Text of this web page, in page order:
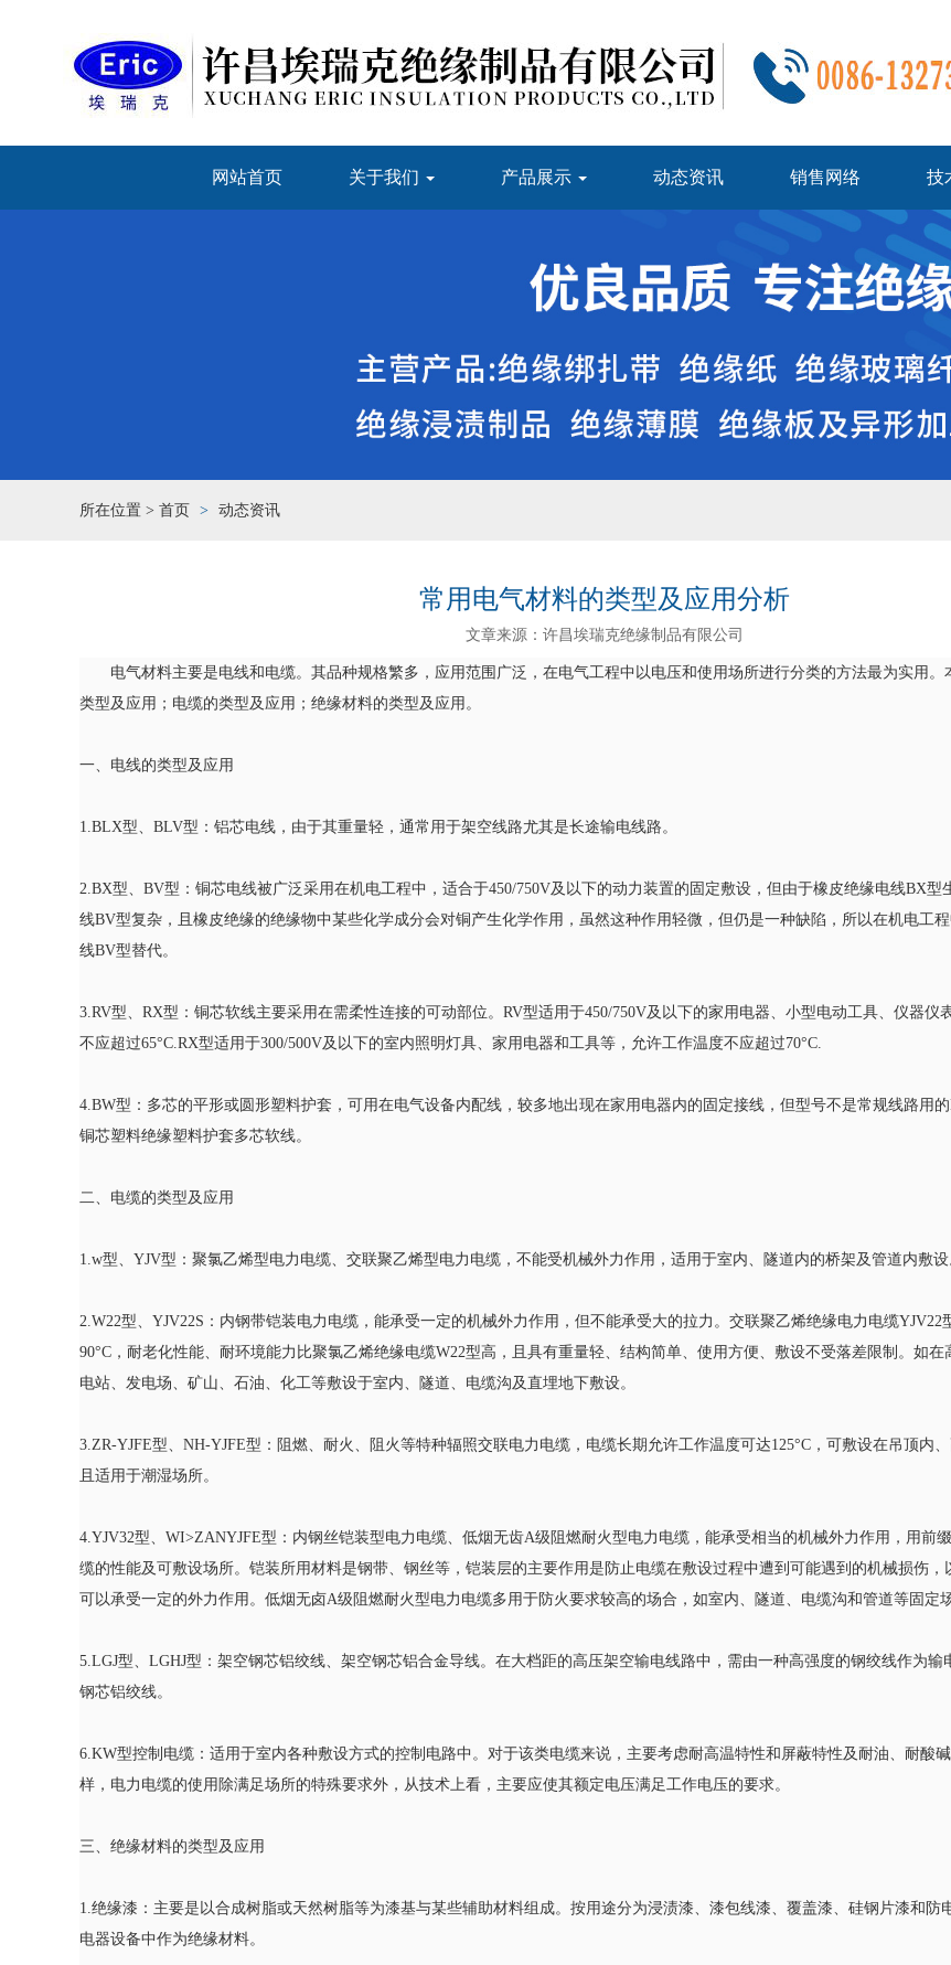
网站首页 关于我们 产品展示 动态资讯 销售网络 技
所在位置 > 首页 动态资讯
常用电气材料的类型及应用分析
文章来源：许昌埃瑞克绝缘制品有限公司
电气材料主要是电线和电缆。其品种规格繁多，应用范围广泛，在电气工程中以电压和使用场所进行分类的方法最为实用。
类型及应用；电缆的类型及应用；绝缘材料的类型及应用。
一、电线的类型及应用
1.BLX型、BLV型：铝芯电线，由于其重量轻，通常用于架空线路尤其是长途输电线路。
2.BX型、BV型：铜芯电线被广泛采用在机电工程中，适合于450/750V及以下的动力装置的固定敷设，但由于橡皮绝缘电线BX型
线BV型复杂，且橡皮绝缘的绝缘物中某些化学成分会对铜产生化学作用，虽然这种作用轻微，但仍是一种缺陷，所以在机电工
线BV型替代。
3.RV型、RX型：铜芯软线主要采用在需柔性连接的可动部位。RV型适用于450/750V及以下的家用电器、小型电动工具、仪器仪
不应超过65°C.RX型适用于300/500V及以下的室内照明灯具、家用电器和工具等，允许工作温度不应超过70°C.
4.BW型：多芯的平形或圆形塑料护套，可用在电气设备内配线，较多地出现在家用电器内的固定接线，但型号不是常规线路用
铜芯塑料绝缘塑料护套多芯软线。
二、电缆的类型及应用
1.w型、YJV型：聚氯乙烯型电力电缆、交联聚乙烯型电力电缆，不能受机械外力作用，适用于室内、隧道内的桥架及管道内敷设
2.W22型、YJV22S：内钢带铠装电力电缆，能承受一定的机械外力作用，但不能承受大的拉力。交联聚乙烯绝缘电力电缆YJV22
90°C，耐老化性能、耐环境能力比聚氯乙烯绝缘电缆W22型高，且具有重量轻、结构简单、使用方便、敷设不受落差限制。如
电站、发电场、矿山、石油、化工等敷设于室内、隧道、电缆沟及直埋地下敷设。
3.ZR-YJFE型、NH-YJFE型：阻燃、耐火、阻火等特种辐照交联电力电缆，电缆长期允许工作温度可达125°C，可敷设在吊顶内
且适用于潮湿场所。
4.YJV32型、WI>ZANYJFE型：内钢丝铠装型电力电缆、低烟无齿A级阻燃耐火型电力电缆，能承受相当的机械外力作用，用前
缆的性能及可敷设场所。铠装所用材料是钢带、钢丝等，铠装层的主要作用是防止电缆在敷设过程中遭到可能遇到的机械损伤
可以承受一定的外力作用。低烟无卤A级阻燃耐火型电力电缆多用于防火要求较高的场合，如室内、隧道、电缆沟和管道等固定场
5.LGJ型、LGHJ型：架空钢芯铝绞线、架空钢芯铝合金导线。在大档距的高压架空输电线路中，需由一种高强度的钢绞线作为输
钢芯铝绞线。
6.KW型控制电缆：适用于室内各种敷设方式的控制电路中。对于该类电缆来说，主要考虑耐高温特性和屏蔽特性及耐油、耐酸
样，电力电缆的使用除满足场所的特殊要求外，从技术上看，主要应使其额定电压满足工作电压的要求。
三、绝缘材料的类型及应用
1.绝缘漆：主要是以合成树脂或天然树脂等为漆基与某些辅助材料组成。按用途分为浸渍漆、漆包线漆、覆盖漆、硅钢片漆和防
电器设备中作为绝缘材料。